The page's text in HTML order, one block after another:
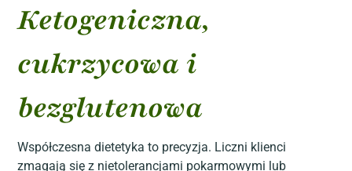
Ketogeniczna,
cukrzycowa i
bezglutenowa
Współczesna dietetyka to precyzja. Liczni klienci
zmagają się z nietolerancjami pokarmowymi lub